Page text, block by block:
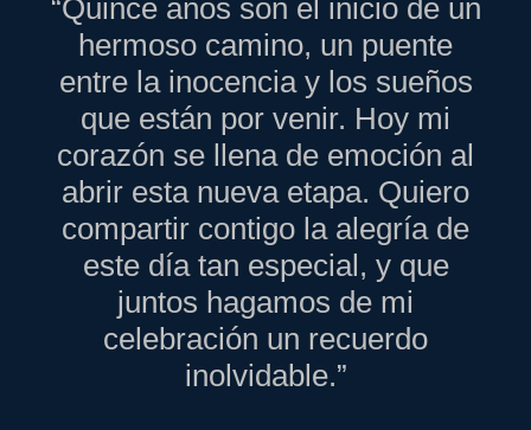
“Quince años son el inicio de un
hermoso camino, un puente
entre la inocencia y los sueños
que están por venir. Hoy mi
corazón se llena de emoción al
abrir esta nueva etapa. Quiero
compartir contigo la alegría de
este día tan especial, y que
juntos hagamos de mi
celebración un recuerdo
inolvidable.”